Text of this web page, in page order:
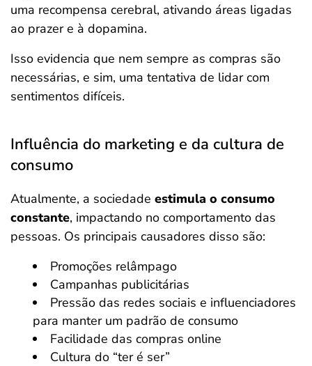
uma recompensa cerebral, ativando áreas ligadas
ao prazer e à dopamina.
Isso evidencia que nem sempre as compras são
necessárias, e sim, uma tentativa de lidar com
sentimentos difíceis.
Influência do marketing e da cultura de
consumo
Atualmente, a sociedade estimula o consumo
constante, impactando no comportamento das
pessoas. Os principais causadores disso são:
Promoções relâmpago
Campanhas publicitárias
Pressão das redes sociais e influenciadores
para manter um padrão de consumo
Facilidade das compras online
Cultura do “ter é ser”